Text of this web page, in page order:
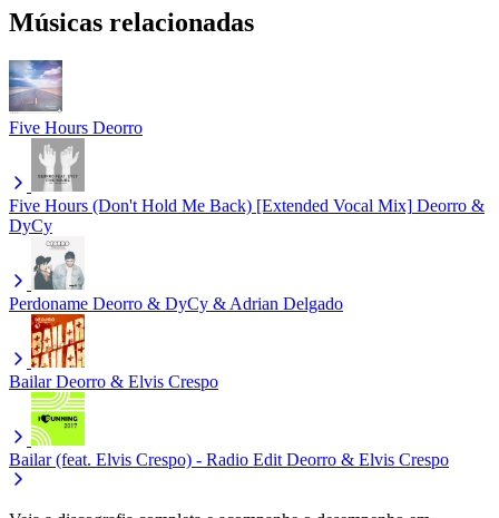
Músicas relacionadas
Five Hours Deorro
Five Hours (Don't Hold Me Back) [Extended Vocal Mix] Deorro &
DyCy
Perdoname Deorro & DyCy & Adrian Delgado
Bailar Deorro & Elvis Crespo
Bailar (feat. Elvis Crespo) - Radio Edit Deorro & Elvis Crespo